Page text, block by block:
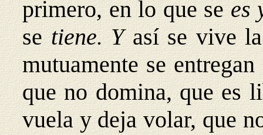
primero, en lo que se es
setiene. Yasí se vive
mutuamente se
que no domina, que es
vuela y deja volar, que